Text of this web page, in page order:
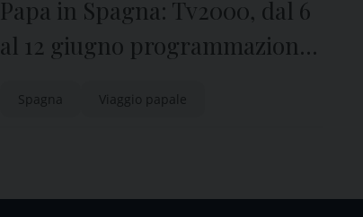
Papa in Spagna: Tv2000, dal 6
al 12 giugno programmazione
Spagna Viaggio papale